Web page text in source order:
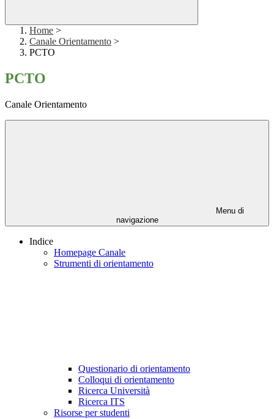
Home >
Canale Orientamento >
PCTO
PCTO
Canale Orientamento
Menu di
navigazione
Indice
Homepage Canale
Strumenti di orientamento
Questionario di orientamento
Colloqui di orientamento
Ricerca Università
Ricerca ITS
Risorse per studenti